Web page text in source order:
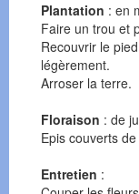
Plantation : en
Faire un trou et
Recouvrir le
légèrement.
Arroser la terre.
Floraison : de
Epis couverts
Entretien :